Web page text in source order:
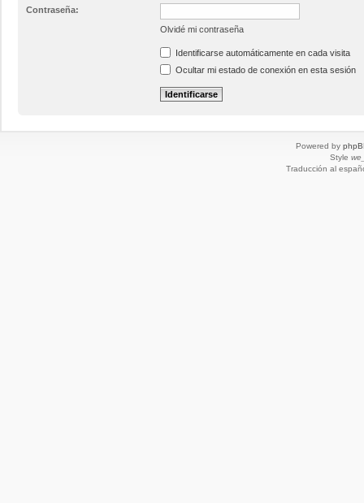
Contraseña:
Olvidé mi contraseña
Identificarse automáticamente en cada visita
Ocultar mi estado de conexión en esta sesión
Powered by
Style
Traducción al